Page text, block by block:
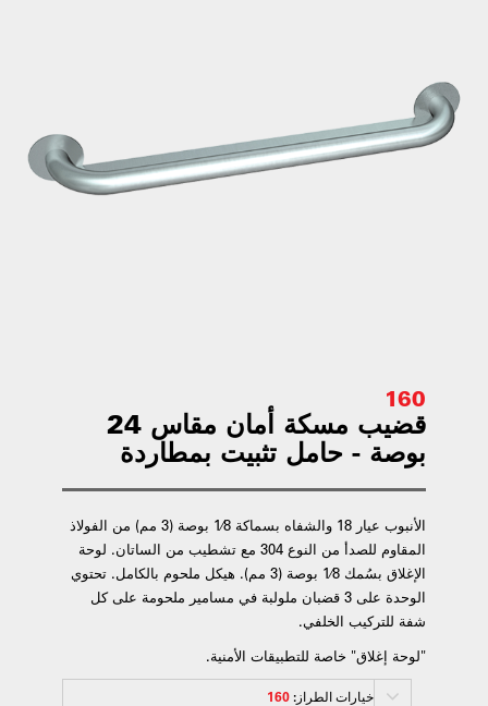
160
قضيب مسكة أمان مقاس 24
بوصة - حامل تثبيت بمطاردة
الأنبوب عيار 18 والشفاه بسماكة 1⁄8 بوصة (3 مم) من الفولاذ
المقاوم للصدأ من النوع 304 مع تشطيب من الساتان. لوحة
الإغلاق بسُمك 1⁄8 بوصة (3 مم). هيكل ملحوم بالكامل. تحتوي
الوحدة على 3 قضبان ملولبة في مسامير ملحومة على كل
شفة للتركيب الخلفي.
"لوحة إغلاق" خاصة للتطبيقات الأمنية.
خيارات الطراز:160